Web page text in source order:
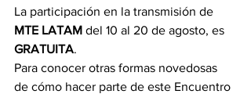
La participación en la transmisión de
MTE LATAM del 10 al 20 de agosto, es
GRATUITA.
Para conocer otras formas novedosas
de cómo hacer parte de este Encuentro